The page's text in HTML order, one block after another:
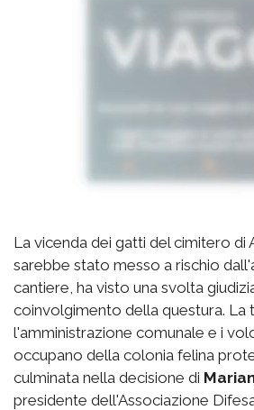
La vicenda dei gatti del cimitero di
sarebbe stato messo a rischio
cantiere, ha visto una svolta
coinvolgimento della questura. La
l'amministrazione comunale e i
occupano della colonia felina
culminata nella decisione di
presidente dell'Associazione